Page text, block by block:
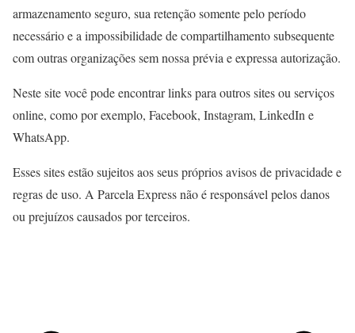
armazenamento seguro, sua retenção somente pelo período
necessário e a impossibilidade de compartilhamento subsequente
com outras organizações sem nossa prévia e expressa autorização.
Neste site você pode encontrar links para outros sites ou serviços
online, como por exemplo, Facebook, Instagram, LinkedIn e
WhatsApp.
Esses sites estão sujeitos aos seus próprios avisos de privacidade e
regras de uso. A Parcela Express não é responsável pelos danos
ou prejuízos causados por terceiros.